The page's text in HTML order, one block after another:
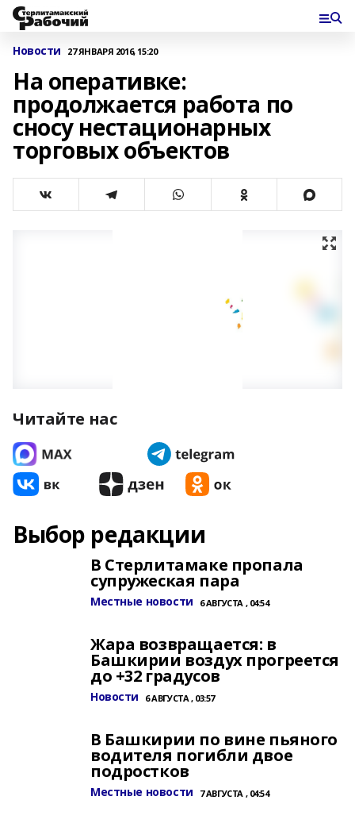
Новости 27 ЯНВАРЯ 2016, 15:20
На оперативке:
продолжается работа по
сносу нестационарных
торговых объектов
Читайте нас
Выбор редакции
В Стерлитамаке пропала
супружеская пара
Местные новости 6 АВГУСТА , 04:54
Жара возвращается: в
Башкирии воздух прогреется
до +32 градусов
Новости 6 АВГУСТА , 03:57
В Башкирии по вине пьяного
водителя погибли двое
подростков
Местные новости 7 АВГУСТА , 04:54